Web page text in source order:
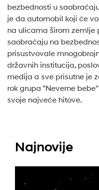
bezbednosti u
je da automobil koji će
na ulicama širom zemlje
saobraćaju na
prisustvovale
državnih institucija,
medija a sve prisutne je
rok grupa "Neverne
svoje najveće hitove.
Najnovije